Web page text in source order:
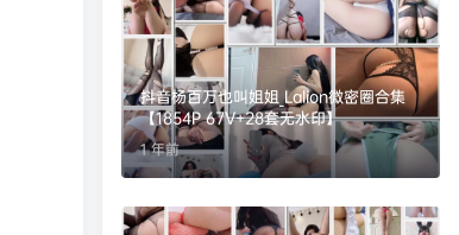
抖音杨百万也叫姐姐_Lalion微密圈合集
【1854P 67V+28套无水印】
1 年前